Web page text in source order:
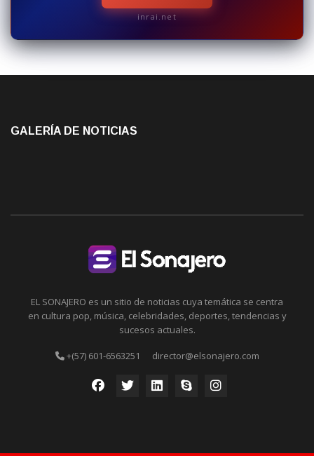
inrai.net
GALERÍA DE NOTICIAS
EL SONAJERO es un sitio de noticias cuya temática se centra
en cultura pop, música, celebridades, deportes, tendencias y
sucesos actuales.
+(57) 601-6563251 director@elsonajero.com